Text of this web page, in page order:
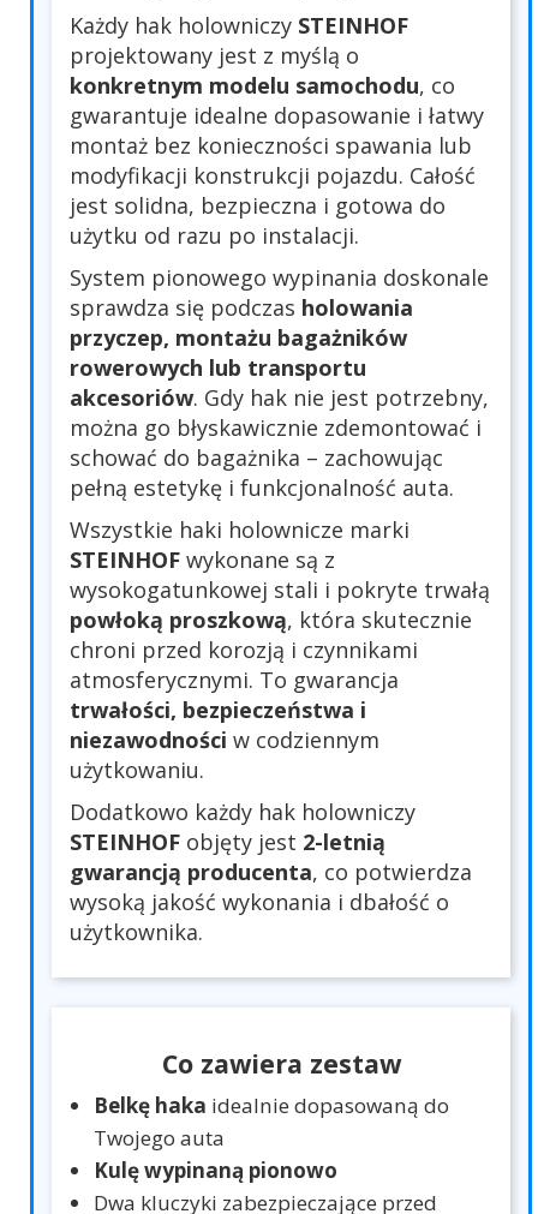
Każdy hak holowniczy STEINHOF
projektowany jest z myślą o
konkretnym modelu samochodu, co
gwarantuje idealne dopasowanie i łatwy
montaż bez konieczności spawania lub
modyfikacji konstrukcji pojazdu. Całość
jest solidna, bezpieczna i gotowa do
użytku od razu po instalacji.
System pionowego wypinania doskonale
sprawdza się podczas holowania
przyczep, montażu bagażników
rowerowych lub transportu
akcesoriów. Gdy hak nie jest potrzebny,
można go błyskawicznie zdemontować i
schować do bagażnika – zachowując
pełną estetykę i funkcjonalność auta.
Wszystkie haki holownicze marki
STEINHOF wykonane są z
wysokogatunkowej stali i pokryte trwałą
powłoką proszkową, która skutecznie
chroni przed korozją i czynnikami
atmosferycznymi. To gwarancja
trwałości, bezpieczeństwa i
niezawodności w codziennym
użytkowaniu.
Dodatkowo każdy hak holowniczy
STEINHOF objęty jest 2-letnią
gwarancją producenta, co potwierdza
wysoką jakość wykonania i dbałość o
użytkownika.
Co zawiera zestaw
Belkę haka idealnie dopasowaną do
Twojego auta
Kulę wypinaną pionowo
Dwa kluczyki zabezpieczające przed